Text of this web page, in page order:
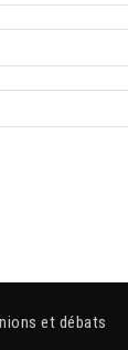
et débats